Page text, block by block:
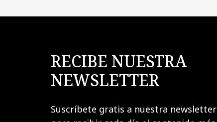
RECIBE NUESTRA
NEWSLETTER
Suscríbete gratis a nuestra newsletter